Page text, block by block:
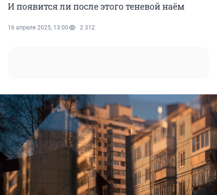
И появится ли после этого теневой наём
16 апреля 2025, 13:00 2 312